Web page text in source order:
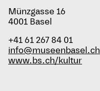
Münzgasse 16
4001 Basel
+41 61 267 84 01
info@museenbasel.ch
www.bs.ch/kultur